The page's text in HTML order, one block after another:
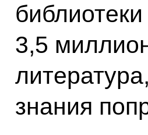
3,5
знания